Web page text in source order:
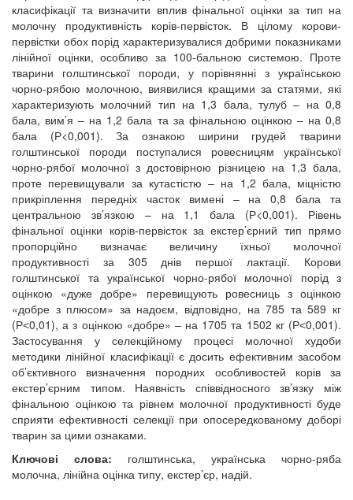
класифікації та визначити вплив фінальної оцінки за тип на
молочну продуктивність корів-первісток. В цілому корови-
первістки обох порід характеризувалися добрими показниками
лінійної оцінки, особливо за 100-бальною системою. Проте
тварини голштинської породи, у порівнянні з українською
чорно-рябою молочною, виявилися кращими за статями, які
характеризують молочний тип на 1,3 бала, тулуб – на 0,8
бала, вим’я – на 1,2 бала та за фінальною оцінкою – на 0,8
бала (Р<0,001). За ознакою ширини грудей тварини
голштинської породи поступалися ровесницям української
чорно-рябої молочної з достовірною різницею на 1,3 бала,
проте перевищували за кутастістю – на 1,2 бала, міцністю
прикріплення передніх часток вимені – на 0,8 бала та
центральною зв’язкою – на 1,1 бала (Р<0,001). Рівень
фінальної оцінки корів-первісток за екстер’єрний тип прямо
пропорційно визначає величину їхньої молочної
продуктивності за 305 днів першої лактації. Корови
голштинської та української чорно-рябої молочної порід з
оцінкою «дуже добре» перевищують ровесниць з оцінкою
«добре з плюсом» за надоєм, відповідно, на 785 та 589 кг
(Р˂0,01), а з оцінкою «добре» – на 1705 та 1502 кг (Р˂0,001).
Застосування у селекційному процесі молочної худоби
методики лінійної класифікації є досить ефективним засобом
об’єктивного визначення породних особливостей корів за
екстер’єрним типом. Наявність співвідносного зв’язку між
фінальною оцінкою та рівнем молочної продуктивності буде
сприяти ефективності селекції при опосередкованому доборі
тварин за цими ознаками.
Ключові слова: голштинська, українська чорно-ряба
молочна, лінійна оцінка типу, екстер’єр, надій.